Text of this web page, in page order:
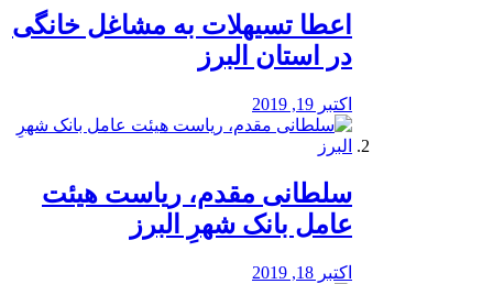
️اعطا تسیهلات به مشاغل خانگی
در استان البرز
اکتبر 19, 2019
سلطانی مقدم، ریاست هیئت
عامل بانک شهرِ البرز
اکتبر 18, 2019